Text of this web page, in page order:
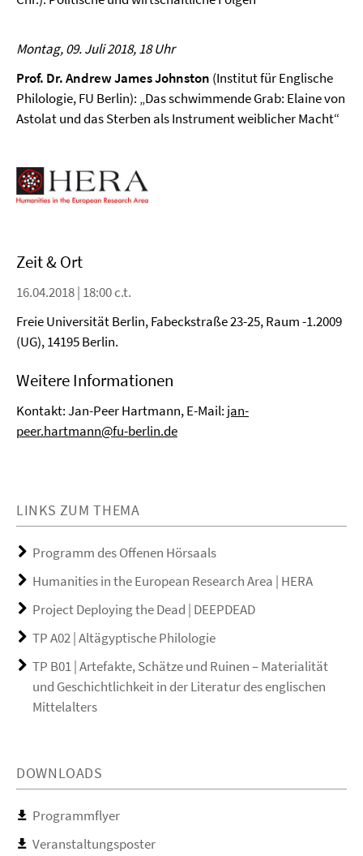
Montag, 09. Juli 2018, 18 Uhr
Prof. Dr. Andrew James Johnston (Institut für Englische
Philologie, FU Berlin): „Das schwimmende Grab: Elaine von
Astolat und das Sterben als Instrument weiblicher Macht“
Zeit & Ort
16.04.2018 | 18:00 c.t.
Freie Universität Berlin, Fabeckstraße 23-25, Raum -1.2009
(UG), 14195 Berlin.
Weitere Informationen
Kontakt: Jan-Peer Hartmann, E-Mail: jan-
peer.hartmann@fu-berlin.de
LINKS ZUM THEMA
Programm des Offenen Hörsaals
Humanities in the European Research Area | HERA
Project Deploying the Dead | DEEPDEAD
TP A02 | Altägyptische Philologie
TP B01 | Artefakte, Schätze und Ruinen – Materialität
und Geschichtlichkeit in der Literatur des englischen
Mittelalters
DOWNLOADS
Programmflyer
Veranstaltungsposter